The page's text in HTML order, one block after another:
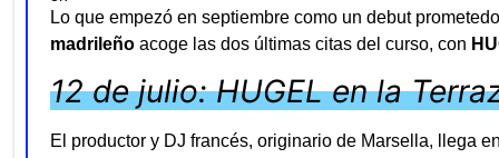
Lo que empezó en septiembre como un debut
madrileño acoge las dos últimas citas del curso, con
12 de julio: HUGEL en la
El productor y DJ francés, originario de Marsella, llega